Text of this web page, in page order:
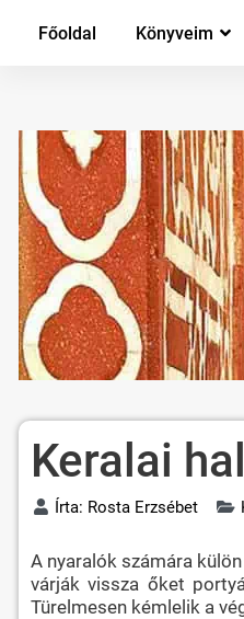
Főoldal Könyveim
Keralai
Írta: Rosta Erzsébet
A nyaralók számára
várják vissza őket
Türelmesen kémlelik a